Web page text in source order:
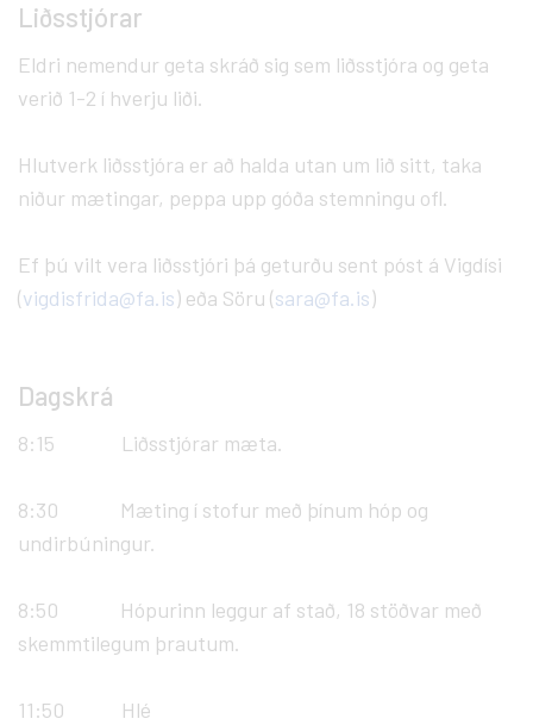
Liðsstjórar
Eldri nemendur geta skráð sig sem liðsstjóra og geta
verið 1-2 í hverju liði.
Hlutverk liðsstjóra er að halda utan um lið sitt, taka
niður mætingar, peppa upp góða stemningu ofl.
Ef þú vilt vera liðsstjóri þá geturðu sent póst á Vigdísi
(vigdisfrida@fa.is) eða Söru (sara@fa.is)
Dagskrá
8:15 Liðsstjórar mæta.
8:30 Mæting í stofur með þínum hóp og
undirbúningur.
8:50 Hópurinn leggur af stað, 18 stöðvar með
skemmtilegum þrautum.
11:50 Hlé